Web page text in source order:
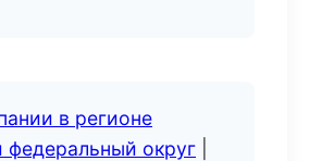
в регионе
федеральный округ